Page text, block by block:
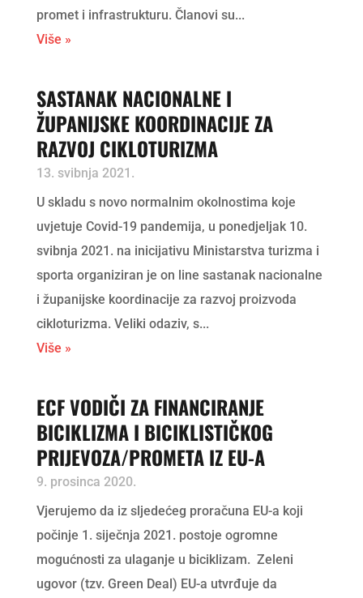
promet i infrastrukturu. Članovi su...
Više »
SASTANAK NACIONALNE I
ŽUPANIJSKE KOORDINACIJE ZA
RAZVOJ CIKLOTURIZMA
13. svibnja 2021.
U skladu s novo normalnim okolnostima koje
uvjetuje Covid-19 pandemija, u ponedjeljak 10.
svibnja 2021. na inicijativu Ministarstva turizma i
sporta organiziran je on line sastanak nacionalne
i županijske koordinacije za razvoj proizvoda
cikloturizma. Veliki odaziv, s...
Više »
ECF VODIČI ZA FINANCIRANJE
BICIKLIZMA I BICIKLISTIČKOG
PRIJEVOZA/PROMETA IZ EU-A
9. prosinca 2020.
Vjerujemo da iz sljedećeg proračuna EU-a koji
počinje 1. siječnja 2021. postoje ogromne
mogućnosti za ulaganje u biciklizam. Zeleni
ugovor (tzv. Green Deal) EU-a utvrđuje da